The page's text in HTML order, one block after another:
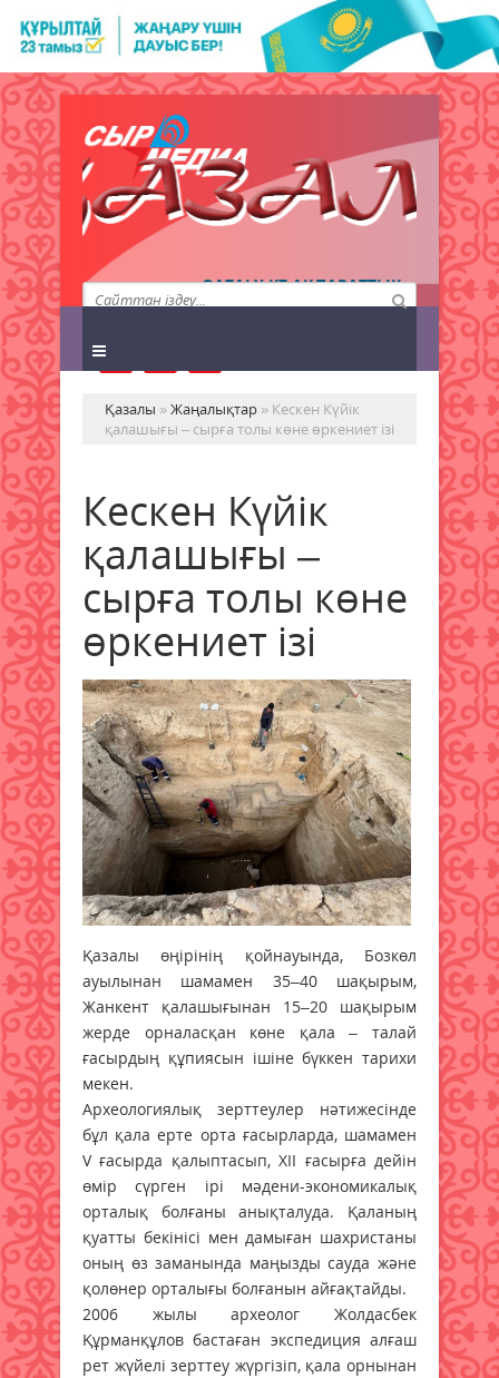
QAZALY.KZ АҚПАРАТТЫҚ
АГЕНТТІГІ
Қазалы »Жаңалықтар » Кескен Күйік
қалашығы – сырға толы көне өркениет ізі
Кескен Күйік
қалашығы –
сырға толы көне
өркениет ізі
Қазалы өңірінің қойнауында, Бозкөл
ауылынан шамамен 35–40 шақырым,
Жанкент қалашығынан 15–20 шақырым
жерде орналасқан көне қала – талай
ғасырдың құпиясын ішіне бүккен тарихи
мекен.
Археологиялық зерттеулер нәтижесінде
бұл қала ерте орта ғасырларда, шамамен
V ғасырда қалыптасып, XII ғасырға дейін
өмір сүрген ірі мәдени-экономикалық
орталық болғаны анықталуда. Қаланың
қуатты бекінісі мен дамыған шахристаны
оның өз заманында маңызды сауда және
қолөнер орталығы болғанын айғақтайды.
2006 жылы археолог Жолдасбек
Құрманқұлов бастаған экспедиция алғаш
рет жүйелі зерттеу жүргізіп, қала орнынан